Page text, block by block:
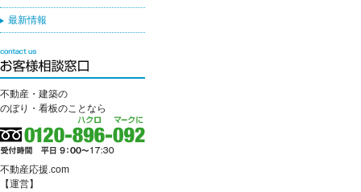
最新情報
不動産・建築の
のぼり・看板のことなら
不動産応援.com
【運営】